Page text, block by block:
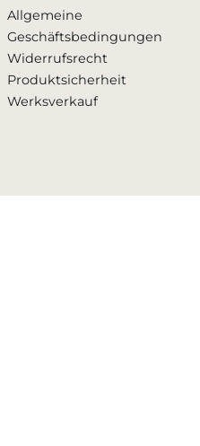
Allgemeine
Geschäftsbedingungen
Widerrufsrecht
Produktsicherheit
Werksverkauf